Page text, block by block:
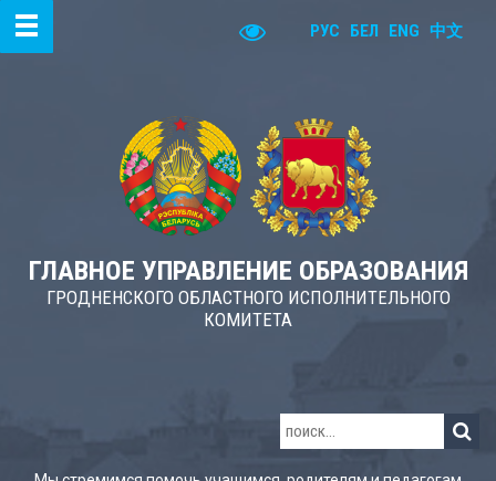
РУС БЕЛ ENG 中文
ГЛАВНОЕ УПРАВЛЕНИЕ ОБРАЗОВАНИЯ
ГРОДНЕНСКОГО ОБЛАСТНОГО ИСПОЛНИТЕЛЬНОГО
КОМИТЕТА